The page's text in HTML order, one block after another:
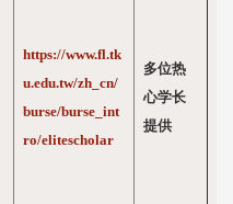
https://www.fl.tk
u.edu.tw/zh_cn/
burse/burse_int
ro/elitescholar
多位热
心学长
提供